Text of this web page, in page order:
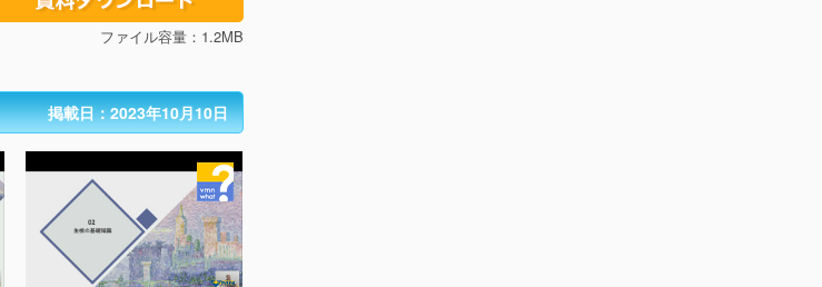
ファイル容量：1.2MB
掲載日：2023年10月10日